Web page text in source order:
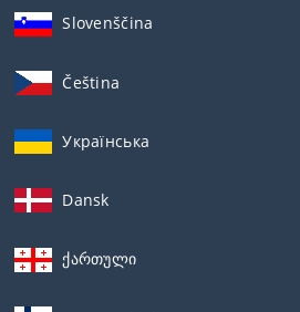
Slovenščina
Čeština
Українська
Dansk
ქართული